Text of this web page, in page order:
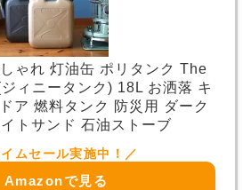
ゃれ 灯油缶 ポリタンク The
ィニータンク) 18L お洒落 キ
ア 燃料タンク 防災用 ダーク
トサンド 石油ストーブ
Amazonで見る